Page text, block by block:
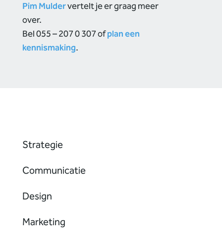
Pim Muldervertelt je er graag meer
over.
Bel 055 – 207 0 307 ofplan een
kennismaking.
Strategie
Communicatie
Design
Marketing